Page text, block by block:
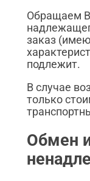
Обращаем
заказ
подлежит.
В случае
только
Обмен